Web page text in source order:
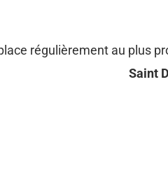
régulièrement au plus
Saint